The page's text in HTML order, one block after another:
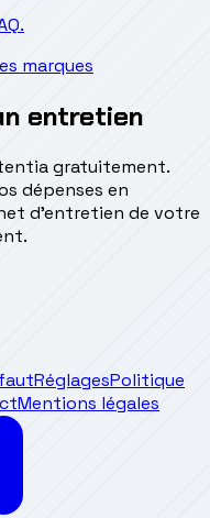
marques
entretien
gratuitement.
dépenses en
d'entretien de votre
RéglagesPolitique
Mentions légales